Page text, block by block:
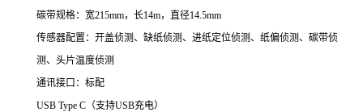
碳带规格：宽215mm，长14m，直径14.5mm
传感器配置：开盖侦测、缺纸侦测、进纸定位侦测、纸偏侦测、碳带侦
测、头片温度侦测
通讯接口：标配
USB Type C（支持USB充电）